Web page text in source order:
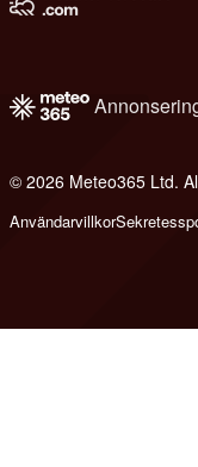
© 2026 Meteo365 Ltd.
Användarvillkor